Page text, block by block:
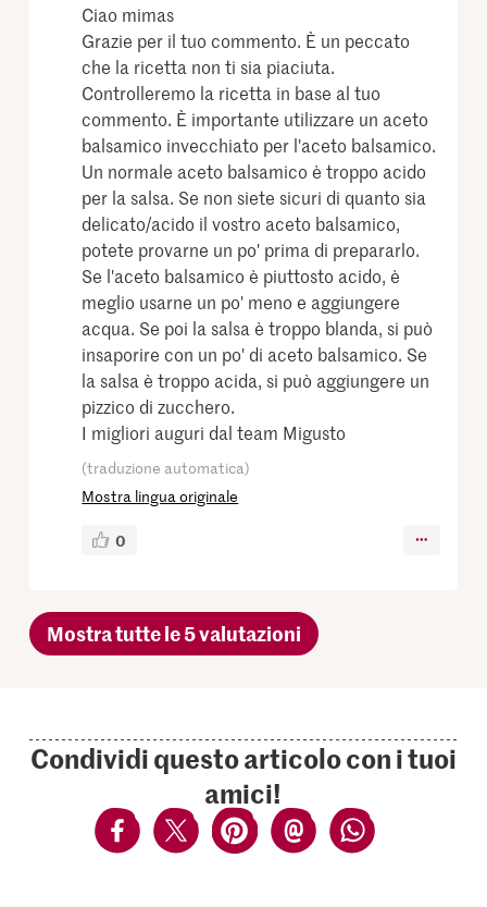
Ciao mimas
Grazie per il tuo commento. È un peccato
che la ricetta non ti sia piaciuta.
Controlleremo la ricetta in base al tuo
commento. È importante utilizzare un aceto
balsamico invecchiato per l'aceto balsamico.
Un normale aceto balsamico è troppo acido
per la salsa. Se non siete sicuri di quanto sia
delicato/acido il vostro aceto balsamico,
potete provarne un po' prima di prepararlo.
Se l'aceto balsamico è piuttosto acido, è
meglio usarne un po' meno e aggiungere
acqua. Se poi la salsa è troppo blanda, si può
insaporire con un po' di aceto balsamico. Se
la salsa è troppo acida, si può aggiungere un
pizzico di zucchero.
I migliori auguri dal team Migusto
(traduzione automatica)
Mostra lingua originale
0
Mostra tutte le 5 valutazioni
Condividi questo articolo con i tuoi
amici!